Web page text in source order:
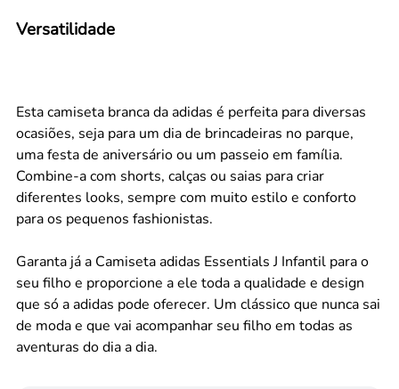
Versatilidade
Esta camiseta branca da adidas é perfeita para diversas
ocasiões, seja para um dia de brincadeiras no parque,
uma festa de aniversário ou um passeio em família.
Combine-a com shorts, calças ou saias para criar
diferentes looks, sempre com muito estilo e conforto
para os pequenos fashionistas.
Garanta já a Camiseta adidas Essentials J Infantil para o
seu filho e proporcione a ele toda a qualidade e design
que só a adidas pode oferecer. Um clássico que nunca sai
de moda e que vai acompanhar seu filho em todas as
aventuras do dia a dia.